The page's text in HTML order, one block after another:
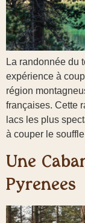
La randonnée du
expérience à
région
françaises. Cette
lacs les plus
à couper le
Une
Pyrénées